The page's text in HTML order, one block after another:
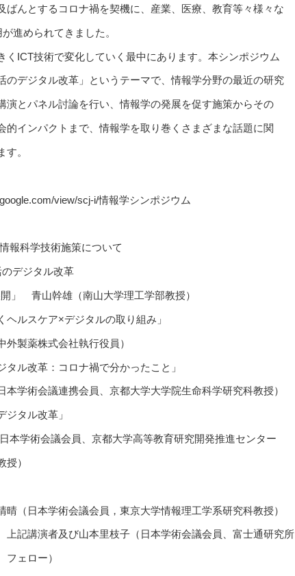
んとするコロナ禍を契機に、産業、医療、教育等々様々な
進められてきました。
ICT技術で変化していく最中にあります。本シンポジウム
のデジタル改革」というテーマで、情報学分野の最近の研究
演とパネル討論を行い、情報学の発展を促す施策からその
的インパクトまで、情報学を取り巻くさまざまな話題に関
す。
view/scj-i/情報学シンポジウム
報科学技術施策について
デジタル改革
開」 青山幹雄（南山大学理工学部教授）
ヘルスケア×デジタルの取り組み」
製薬株式会社執行役員）
タル改革：コロナ禍で分かったこと」
学術会議連携会員、京都大学大学院生命科学研究科教授）
ジタル改革」
学術会議会員、京都大学高等教育研究開発推進センター
日本学術会議会員，東京大学情報理工学系研究科教授）
講演者及び山本里枝子（日本学術会議会員、富士通研究所
ー）